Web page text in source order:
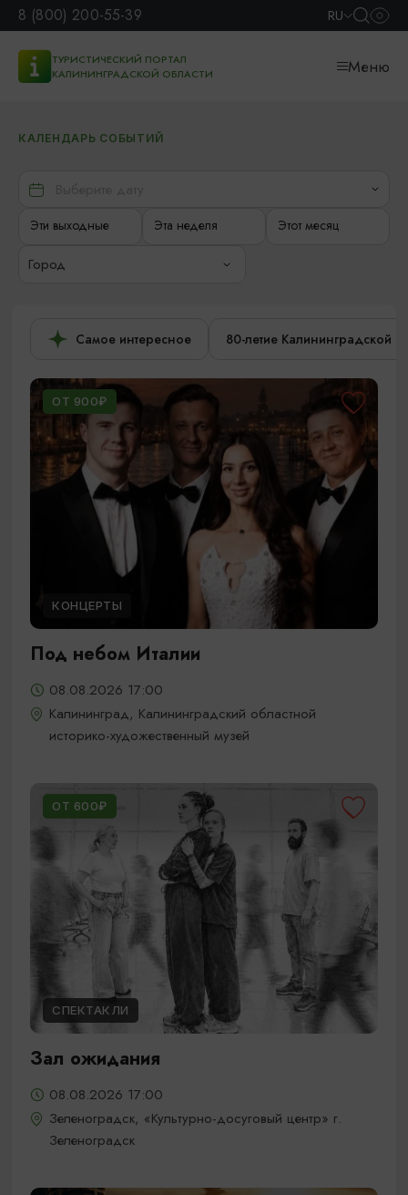
8 (800) 200-55-39 RU
ТУРИСТИЧЕСКИЙ ПОРТАЛ
КАЛИНИНГРАДСКОЙ ОБЛАСТИ
Меню
КАЛЕНДАРЬ СОБЫТИЙ
Эти выходные Эта неделя Этот месяц
Город
Самое интересное 80-летие Калининградской
ОТ 900₽
КОНЦЕРТЫ
Под небом Италии
08.08.2026 17:00
Калининград, Калининградский областной
историко-художественный музей
ОТ 600₽
СПЕКТАКЛИ
Зал ожидания
08.08.2026 17:00
Зеленоградск, «Культурно-досуговый центр» г.
Зеленоградск